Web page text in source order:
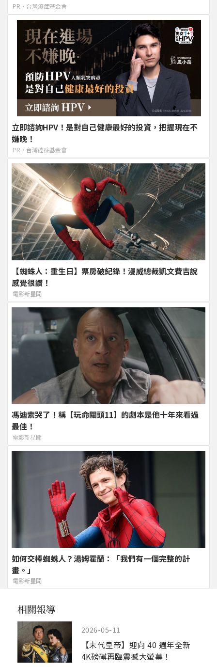
PR・台灣癌症基金會
立即諮詢HPV！是對自己健康最好的投資，把握現在不
嫌晚！
PR・台灣癌症基金會
【蜘蛛人：重生日】票房破紀錄！漫威總裁凱文費吉說
感覺很讚！
電影新星聞
馮迪索哭了！稱【玩命關頭11】的劇本是他十年來看過
最佳！
電影新星聞
如何交棒蜘蛛人？湯姆霍蘭：「我們有一個完整的計
畫。」
電影新星聞
2026-05-11
【末代皇帝】迎向 40 週年全新
4K磅礡再臨震撼大螢幕！